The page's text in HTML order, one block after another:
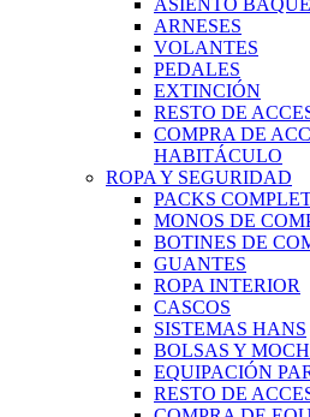
ASIENTO
ARNESES
VOLANTES
PEDALES
EXTINCIÓN
RESTO DE
COMPRA DE
HABITÁCULO
ROPA Y SEGURIDAD
PACKS
MONOS DE
BOTINES DE
GUANTES
ROPA INTERIOR
CASCOS
SISTEMAS HANS
BOLSAS Y
EQUIPACIÓN
RESTO DE